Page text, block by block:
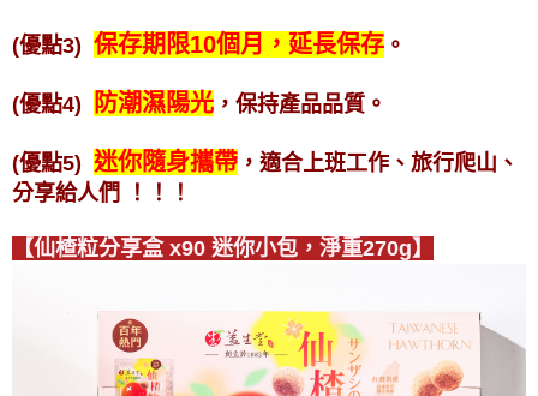
(優點3) 保存期限10個月，延長保存 。
(優點4) 防潮濕陽光 ，保持產品品質。
(優點5) 迷你隨身攜帶 ，適合上班工作、旅行爬山、
分享給人們
！！！
【仙楂粒分享盒 x90 迷你小包，淨重270g】